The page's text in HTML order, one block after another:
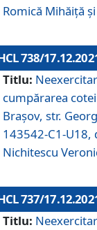
Romică Mihăiță
738/
Titlu:
cumpărarea
Braşov, str.
143542-C1-U18,
Nichitescu
737/
Titlu: